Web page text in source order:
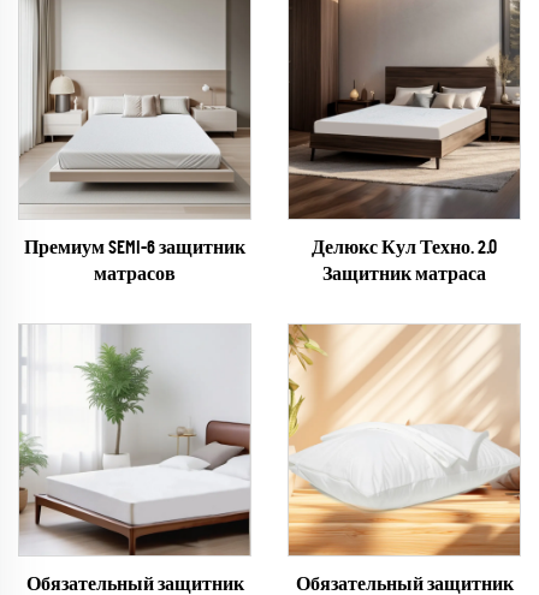
Премиум SEMI-6 защитник
матрасов
Делюкс Кул Техно. 2.0
Защитник матраса
Обязательный защитник
Обязательный защитник